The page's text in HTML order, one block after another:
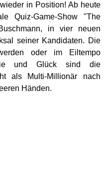
in Position! Ab heute
Quiz-Game-Show "The
in vier neuen
seiner Kandidaten. Die
oder im Eiltempo
und Glück sind die
als Multi-Millionär nach
Händen.